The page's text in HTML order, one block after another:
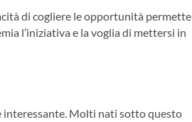
di cogliere le opportunità permette
l’iniziativa e la voglia di mettersi in
Molti nati sotto questo